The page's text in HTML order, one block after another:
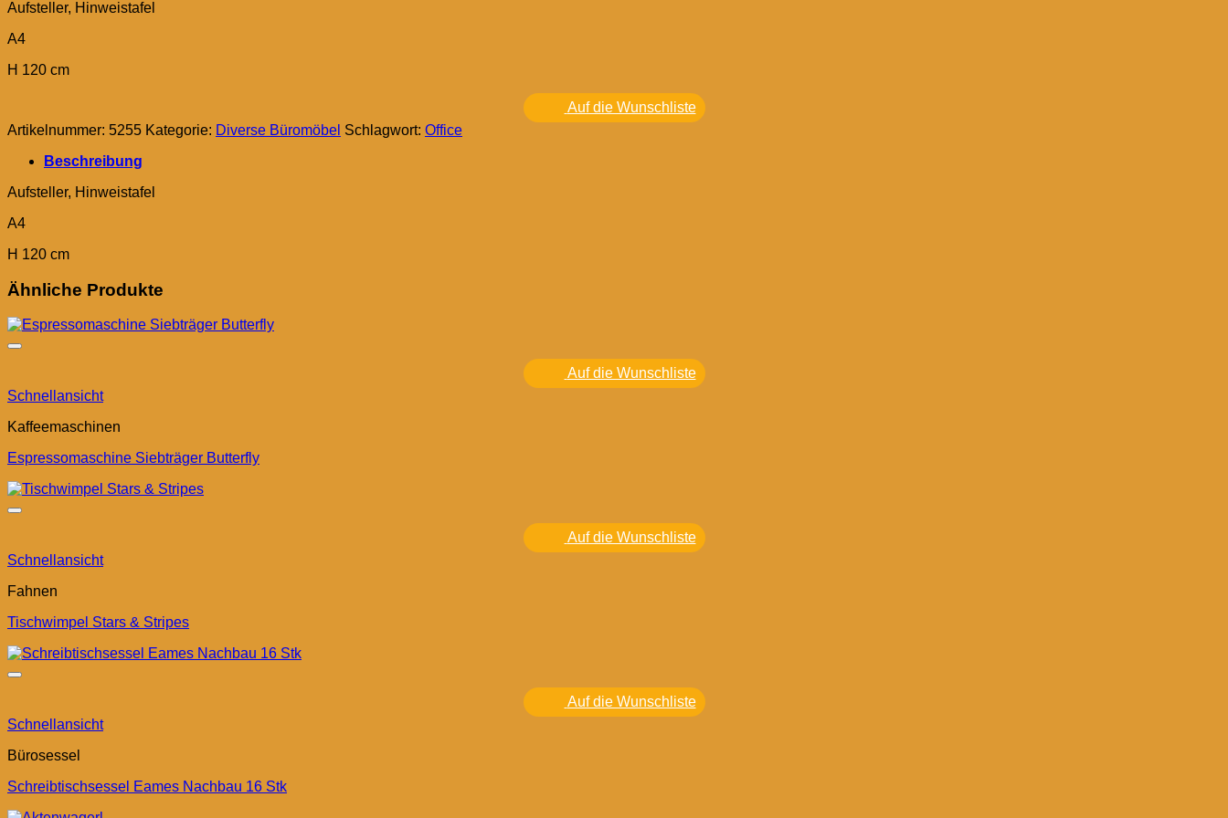
Aufsteller, Hinweistafel
A4
H 120 cm
Auf die Wunschliste
Artikelnummer: 5255 Kategorie: Diverse Büromöbel Schlagwort: Office
Beschreibung
Aufsteller, Hinweistafel
A4
H 120 cm
Ähnliche Produkte
Auf die Wunschliste
Schnellansicht
Kaffeemaschinen
Espressomaschine Siebträger Butterfly
Auf die Wunschliste
Schnellansicht
Fahnen
Tischwimpel Stars & Stripes
Auf die Wunschliste
Schnellansicht
Bürosessel
Schreibtischsessel Eames Nachbau 16 Stk